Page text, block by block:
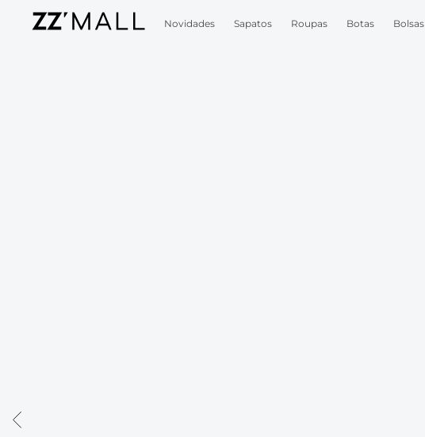
Novidades Sapatos Roupas Botas Bolsas